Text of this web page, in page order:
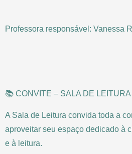
Professora responsável: Vanessa
📚 CONVITE – SALA DE
A Sala de Leitura convida toda a
aproveitar seu espaço dedicado à
e à leitura.